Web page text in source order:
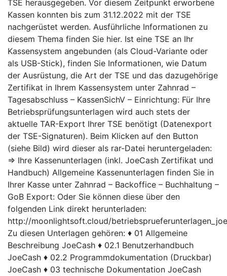
TSE herausgegeben. Vor diesem Zeitpunkt erworbene
Kassen konnten bis zum 31.12.2022 mit der TSE
nachgerüstet werden. Ausführliche Informationen zu
diesem Thema finden Sie hier. Ist eine TSE an Ihr
Kassensystem angebunden (als Cloud-Variante oder
als USB-Stick), finden Sie Informationen, wie Datum
der Ausrüstung, die Art der TSE und das dazugehörige
Zertifikat in Ihrem Kassensystem unter Zahnrad –
Tagesabschluss – KassenSichV – Einrichtung: Für Ihre
Betriebsprüfungsunterlagen wird auch stets der
aktuelle TAR-Export Ihrer TSE benötigt (Datenexport
der TSE-Signaturen). Beim Klicken auf den Button
(siehe Bild) wird dieser als rar-Datei heruntergeladen:
⇒ Ihre Kassenunterlagen (inkl. JoeCash Zertifikat und
Handbuch) Allgemeine Kassenunterlagen finden Sie in
Ihrer Kasse unter Zahnrad – Backoffice – Buchhaltung –
GoB Export: Oder Sie können diese über den
folgenden Link direkt herunterladen:
http://moonlightsoft.cloud/
Zu diesen Unterlagen gehören: ♦ 01 Allgemeine
Beschreibung JoeCash ♦ 02.1 Benutzerhandbuch
JoeCash ♦ 02.2 Programmdokumentation (Druckbar)
JoeCash ♦ 03 technische Dokumentation JoeCash